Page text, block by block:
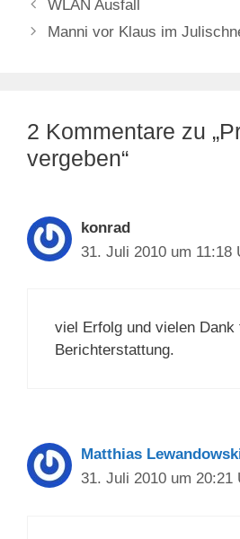
WLAN Ausfall
Manni vor Klaus im
2 Kommentare zu
vergeben“
konrad
31. Juli 2010 um 11:18
viel Erfolg und vielen Dank
Berichterstattung.
Matthias
31. Juli 2010 um 20:21